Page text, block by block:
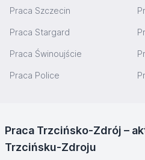
Praca Szczecin
Praca Stargard
Praca Świnoujście
Praca Police
Praca Trzcińsko-Zdrój –
Trzcińsku-Zdroju